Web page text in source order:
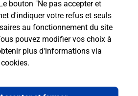
bouton "Ne pas accepter et
d'indiquer votre refus et seuls
au fonctionnement du site
pouvez modifier vos choix à
plus d'informations via
.
lettres Finistère Mellac